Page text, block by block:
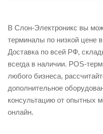
В Слон-Электроникс вы
терминалы по низкой цене
Доставка по всей РФ,
всегда в наличии. POS-
любого бизнеса,
дополнительное
консультацию от опытных
онлайн.